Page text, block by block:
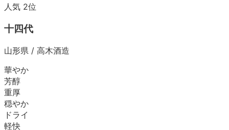
人気 2位
十四代
山形県 / 高木酒造
華やか
芳醇
重厚
穏やか
ドライ
軽快